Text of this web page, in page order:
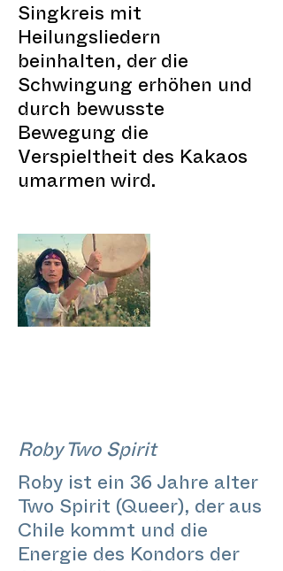
Singkreis mit
Heilungsliedern
beinhalten, der die
Schwingung erhöhen und
durch bewusste
Bewegung die
Verspieltheit des Kakaos
umarmen wird.
Roby Two Spirit
Roby ist ein 36 Jahre alter
Two Spirit (Queer), der aus
Chile kommt und die
Energie des Kondors der